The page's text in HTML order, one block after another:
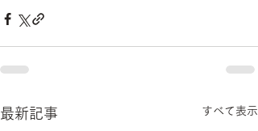
最新記事 すべて表示